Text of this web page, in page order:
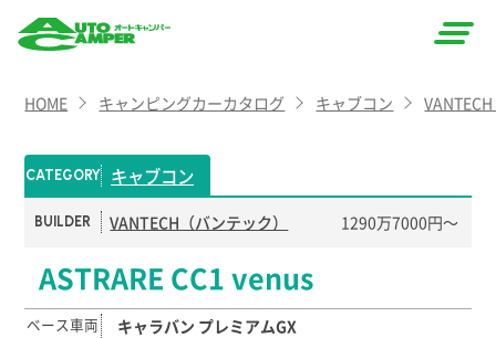
CAMPER
（オート
キャン
パー）
HOME キャンピングカーカタログ キャブコン
CATEGORY キャブコン
BUILDER VANTECH（バンテック） 1290万7000円〜
ASTRARE CC1 venus
ベース車両 キャラバン プレミアムGX